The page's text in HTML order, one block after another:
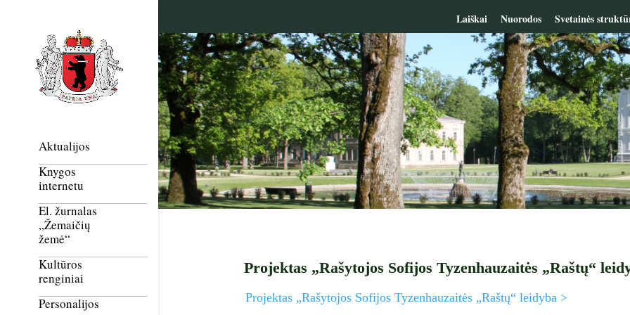
Laiškai Nuorodos Svetainės
Aktualijos
Knygos
internetu
El. žurnalas
„Žemaičių
žemė“
Kultūros
renginiai
Personalijos
Projektas „Rašytojos Sofijos Tyzenhauzaitės „Raštų“
Projektas „Rašytojos Sofijos Tyzenhauzaitės „Raštų“ leidyba >